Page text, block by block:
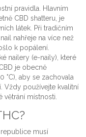
pravidla. Hlavním
CBD shatteru, je
látek. Při tradičním
nahřeje na více než
k popálení.
nailery (e-naily), které
je obecně
°C), aby se zachovala
Vždy používejte kvalitní
větrání místnosti.
republice musí